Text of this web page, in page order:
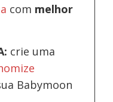
com melhor
crie uma
Babymoon